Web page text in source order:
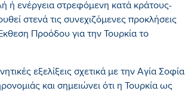
ή ενέργεια στρεφόμενη κατά κράτους-
στενά τις συνεχιζόμενες προκλήσεις
Προόδου για την Τουρκία το
εξελίξεις σχετικά με την Αγία Σοφία
και σημειώνει ότι η Τουρκία ως